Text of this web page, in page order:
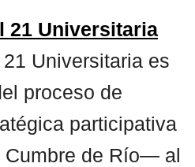
21 Universitaria
Universitaria es
proceso de
participativa
de Río— al